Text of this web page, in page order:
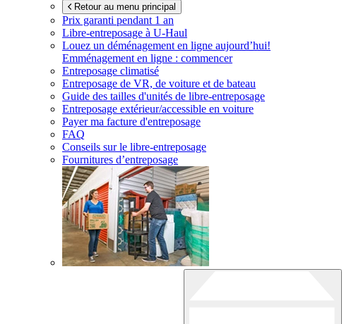
Retour au menu principal
Prix garanti pendant 1 an
Libre-entreposage à U-Haul
Louez un déménagement en ligne aujourd’hui!
Emménagement en ligne : commencer
Entreposage climatisé
Entreposage de VR, de voiture et de bateau
Guide des tailles d'unités de libre-entreposage
Entreposage extérieur/accessible en voiture
Payer ma facture d'entreposage
FAQ
Conseils sur le libre-entreposage
Fournitures d’entreposage